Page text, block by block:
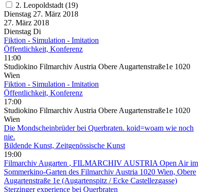
2. Leopoldstadt (19)
Dienstag 27. März 2018
27. März 2018
Dienstag Di
Fiktion - Simulation - Imitation
Öffentlichkeit, Konferenz
11:00
Studiokino Filmarchiv Austria Obere Augartenstraße1e 1020
Wien
Fiktion - Simulation - Imitation
Öffentlichkeit, Konferenz
17:00
Studiokino Filmarchiv Austria Obere Augartenstraße1e 1020
Wien
Die Mondscheinbrüder bei Querbraten. koid=woam wie noch
nie.
Bildende Kunst, Zeitgenössische Kunst
19:00
Filmarchiv Augarten , FILMARCHIV AUSTRIA Open Air im
Sommerkino-Garten des Filmarchiv Austria 1020 Wien, Obere
Augartenstraße 1e (Augartenspitz / Ecke Castellezgasse)
Sterzinger experience bei Querbraten